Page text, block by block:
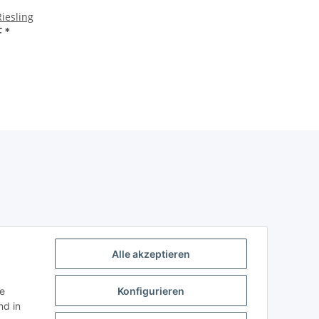
*
in
Alle akzeptieren
Konfigurieren